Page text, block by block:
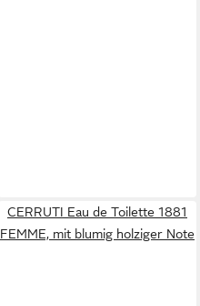
CERRUTI Eau de Toilette 1881
FEMME, mit blumig holziger Note